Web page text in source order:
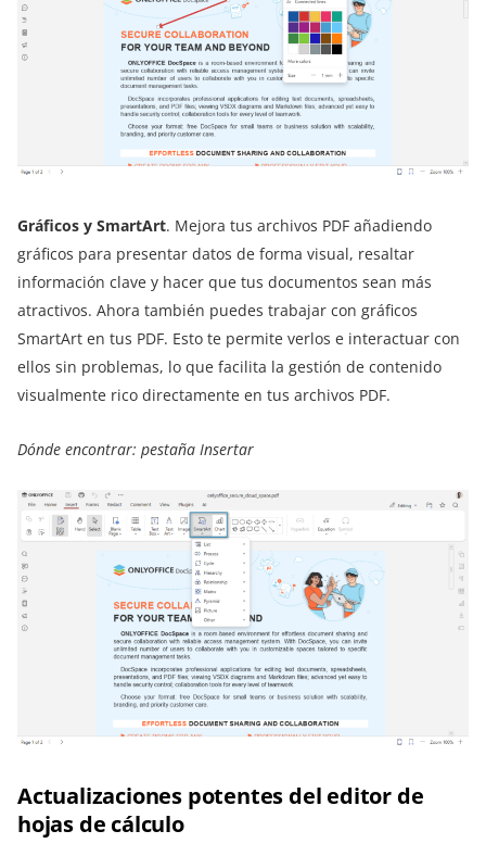
Gráficos y SmartArt. Mejora tus archivos PDF añadiendo
gráficos para presentar datos de forma visual, resaltar
información clave y hacer que tus documentos sean más
atractivos. Ahora también puedes trabajar con gráficos
SmartArt en tus PDF. Esto te permite verlos e interactuar con
ellos sin problemas, lo que facilita la gestión de contenido
visualmente rico directamente en tus archivos PDF.
Dónde encontrar: pestaña Insertar
Actualizaciones potentes del editor de
hojas de cálculo